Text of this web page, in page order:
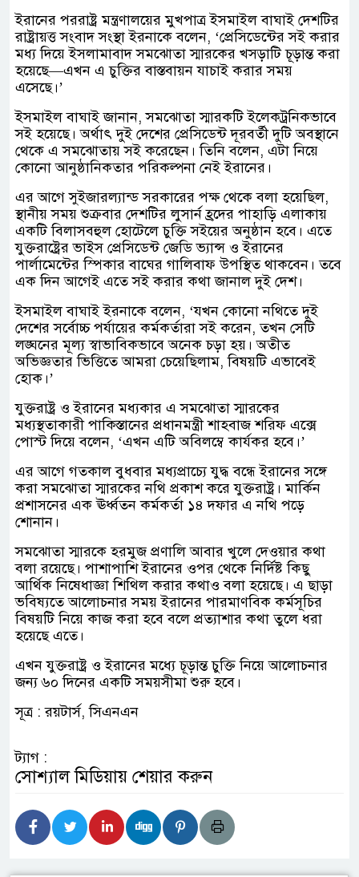
ইরানের পররাষ্ট্র মন্ত্রণালয়ের মুখপাত্র ইসমাইল বাঘাই দেশটির
রাষ্ট্রায়ত্ত সংবাদ সংস্থা ইরনাকে বলেন, ‘প্রেসিডেন্টের সই করার
মধ্য দিয়ে ইসলামাবাদ সমঝোতা স্মারকের খসড়াটি চূড়ান্ত করা
হয়েছে—এখন এ চুক্তির বাস্তবায়ন যাচাই করার সময়
এসেছে।’
ইসমাইল বাঘাই জানান, সমঝোতা স্মারকটি ইলেকট্রনিকভাবে
সই হয়েছে। অর্থাৎ দুই দেশের প্রেসিডেন্ট দূরবর্তী দুটি অবস্থানে
থেকে এ সমঝোতায় সই করেছেন। তিনি বলেন, এটা নিয়ে
কোনো আনুষ্ঠানিকতার পরিকল্পনা নেই ইরানের।
এর আগে সুইজারল্যান্ড সরকারের পক্ষ থেকে বলা হয়েছিল,
স্থানীয় সময় শুক্রবার দেশটির লুসার্ন হ্রদের পাহাড়ি এলাকায়
একটি বিলাসবহুল হোটেলে চুক্তি সইয়ের অনুষ্ঠান হবে। এতে
যুক্তরাষ্ট্রের ভাইস প্রেসিডেন্ট জেডি ভ্যান্স ও ইরানের
পার্লামেন্টের স্পিকার বাঘের গালিবাফ উপস্থিত থাকবেন। তবে
এক দিন আগেই এতে সই করার কথা জানাল দুই দেশ।
ইসমাইল বাঘাই ইরনাকে বলেন, ‘যখন কোনো নথিতে দুই
দেশের সর্বোচ্চ পর্যায়ের কর্মকর্তারা সই করেন, তখন সেটি
লঙ্ঘনের মূল্য স্বাভাবিকভাবে অনেক চড়া হয়। অতীত
অভিজ্ঞতার ভিত্তিতে আমরা চেয়েছিলাম, বিষয়টি এভাবেই
হোক।’
যুক্তরাষ্ট্র ও ইরানের মধ্যকার এ সমঝোতা স্মারকের
মধ্যস্থতাকারী পাকিস্তানের প্রধানমন্ত্রী শাহবাজ শরিফ এক্সে
পোস্ট দিয়ে বলেন, ‘এখন এটি অবিলম্বে কার্যকর হবে।’
এর আগে গতকাল বুধবার মধ্যপ্রাচ্যে যুদ্ধ বন্ধে ইরানের সঙ্গে
করা সমঝোতা স্মারকের নথি প্রকাশ করে যুক্তরাষ্ট্র। মার্কিন
প্রশাসনের এক ঊর্ধ্বতন কর্মকর্তা ১৪ দফার এ নথি পড়ে
শোনান।
সমঝোতা স্মারকে হরমুজ প্রণালি আবার খুলে দেওয়ার কথা
বলা রয়েছে। পাশাপাশি ইরানের ওপর থেকে নির্দিষ্ট কিছু
আর্থিক নিষেধাজ্ঞা শিথিল করার কথাও বলা হয়েছে। এ ছাড়া
ভবিষ্যতে আলোচনার সময় ইরানের পারমাণবিক কর্মসূচির
বিষয়টি নিয়ে কাজ করা হবে বলে প্রত্যাশার কথা তুলে ধরা
হয়েছে এতে।
এখন যুক্তরাষ্ট্র ও ইরানের মধ্যে চূড়ান্ত চুক্তি নিয়ে আলোচনার
জন্য ৬০ দিনের একটি সময়সীমা শুরু হবে।
সূত্র : রয়টার্স, সিএনএন
ট্যাগ :
সোশ্যাল মিডিয়ায় শেয়ার করুন